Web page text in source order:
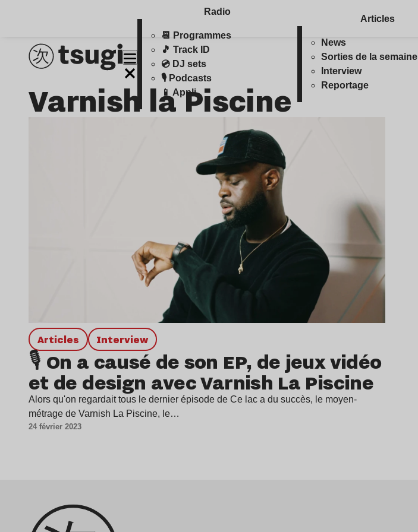
Radio
📆 Programmes
🎵 Track ID
💿 DJ sets
🎙️ Podcasts
📱 Appli
Articles
News
Sorties de la semaine
Interview
Reportage
Varnish la Piscine
Articles interview
🎙️ On a causé de son EP, de jeux vidéo
et de design avec Varnish La Piscine
Alors qu'on regardait tous le dernier épisode de Ce lac a du succès, le moyen-
métrage de Varnish La Piscine, le…
24 février 2023